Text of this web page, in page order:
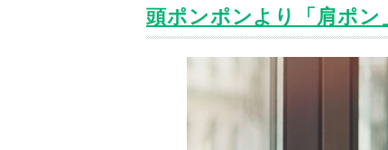
頭ポンポンより「肩ポン